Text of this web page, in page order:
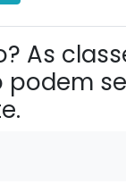
As
podem